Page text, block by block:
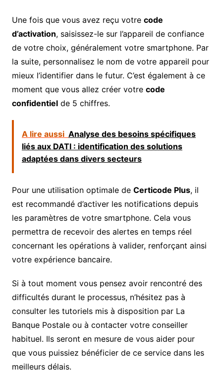
Une fois que vous avez reçu votre code
d’activation, saisissez-le sur l’appareil de confiance
de votre choix, généralement votre smartphone. Par
la suite, personnalisez le nom de votre appareil pour
mieux l’identifier dans le futur. C’est également à ce
moment que vous allez créer votre code
confidentielde 5 chiffres.
A lire aussi Analyse des besoins spécifiques
liés aux DATI : identification des solutions
adaptées dans divers secteurs
Pour une utilisation optimale de Certicode Plus, il
est recommandé d’activer les notifications depuis
les paramètres de votre smartphone. Cela vous
permettra de recevoir des alertes en temps réel
concernant les opérations à valider, renforçant ainsi
votre expérience bancaire.
Si à tout moment vous pensez avoir rencontré des
difficultés durant le processus, n’hésitez pas à
consulter les tutoriels mis à disposition par La
Banque Postale ou à contacter votre conseiller
habituel. Ils seront en mesure de vous aider pour
que vous puissiez bénéficier de ce service dans les
meilleurs délais.